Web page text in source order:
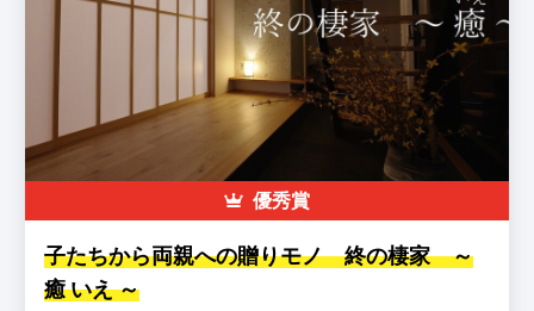
優秀賞
子たちから両親への贈りモノ 終の棲家 ～
癒 いえ ～